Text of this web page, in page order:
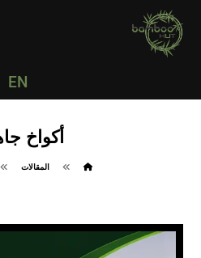
EN
أكواخ
المقالات